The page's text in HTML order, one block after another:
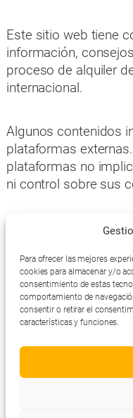
Para ofrecer las mejores
cookies para almacenar y/o
consentimiento de estas
comportamiento de
consentir o retirar el
características y funciones.
Este sitio web tiene
información,
proceso de alquiler
internacional.
Algunos contenidos
plataformas
plataformas no
ni control sobre sus
El uso del sitio